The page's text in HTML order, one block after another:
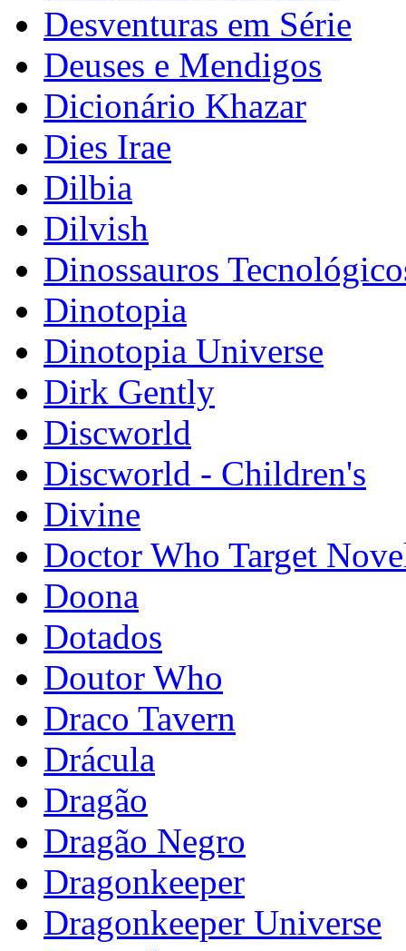
Desventuras em Série
Deuses e Mendigos
Dicionário Khazar
Dies Irae
Dilbia
Dilvish
Dinossauros
Dinotopia
Dinotopia Universe
Dirk Gently
Discworld
Discworld - Children's
Divine
Doctor Who Target
Doona
Dotados
Doutor Who
Draco Tavern
Drácula
Dragão
Dragão Negro
Dragonkeeper
Dragonkeeper Universe